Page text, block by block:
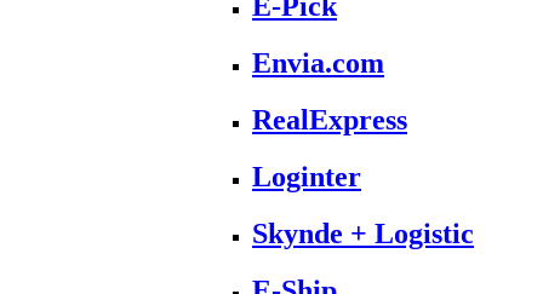
E-Pick
Envia.com
RealExpress
Loginter
Skynde + Logistic